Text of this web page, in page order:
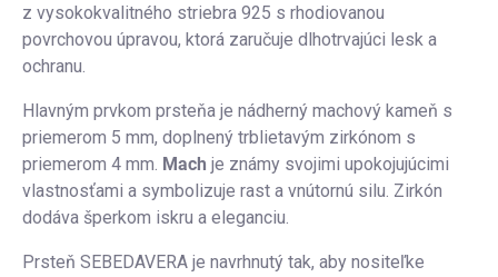
z vysokokvalitného striebra 925 s rhodiovanou
povrchovou úpravou, ktorá zaručuje dlhotrvajúci lesk a
ochranu.
Hlavným prvkom prsteňa je nádherný machový kameň s
priemerom 5 mm, doplnený trblietavým zirkónom s
priemerom 4 mm. Mach je známy svojimi upokojujúcimi
vlastnosťami a symbolizuje rast a vnútornú silu. Zirkón
dodáva šperkom iskru a eleganciu.
Prsteň SEBEDAVERA je navrhnutý tak, aby nositeľke